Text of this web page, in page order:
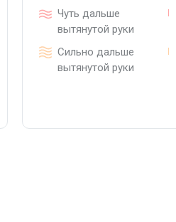
Чуть дальше
вытянутой руки
Сильно дальше
вытянутой руки